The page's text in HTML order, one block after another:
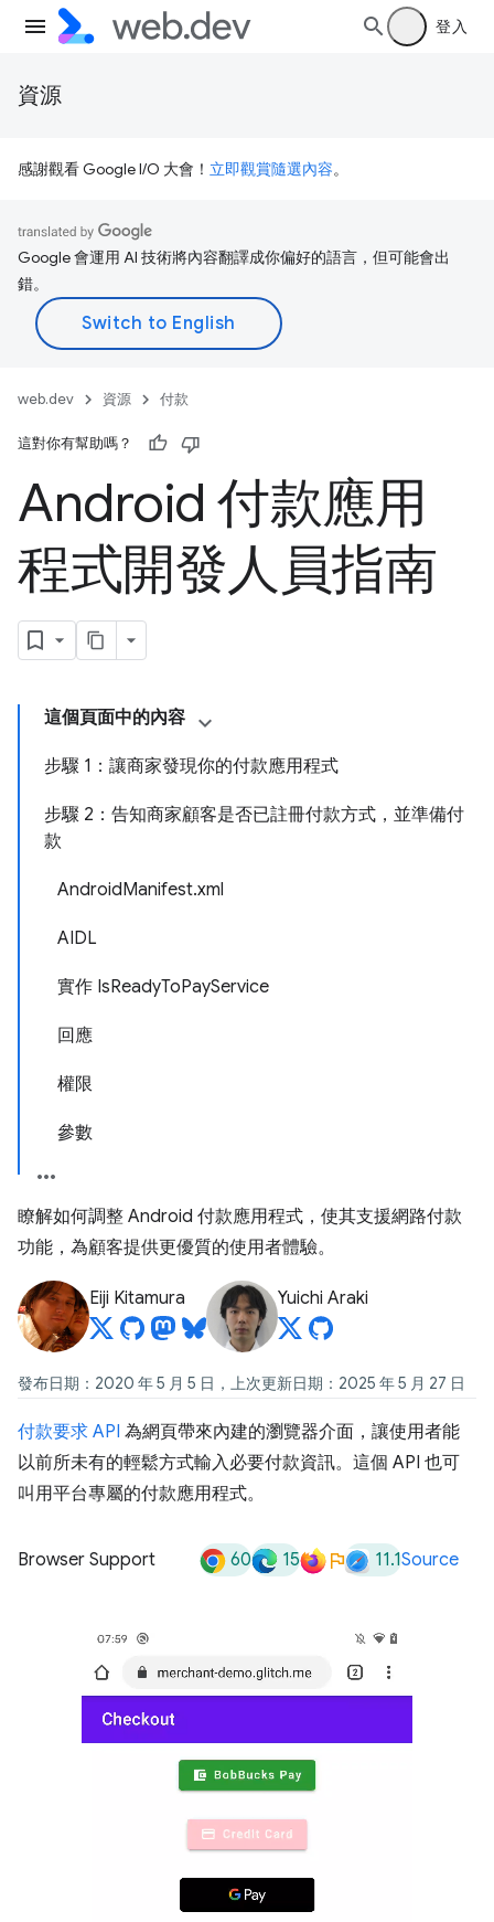
登入
資源
感謝觀看 Google I/O 大會！ 立即觀賞隨選內容。
Google 會運用 AI 技術將內容翻譯成你偏好的語言，但可能會出
錯。
web.dev 資源 付款
這對你有幫助嗎？
Android 付款應用
程式開發人員指南
這個頁面中的內容
步驟 1：讓商家發現你的付款應用程式
步驟 2：告知商家顧客是否已註冊付款方式，並準備付
款
AndroidManifest.xml
AIDL
實作 IsReadyToPayService
回應
權限
參數
瞭解如何調整 Android 付款應用程式，使其支援網路付款
功能，為顧客提供更優質的使用者體驗。
Eiji Kitamura Yuichi Araki
發布日期：2020 年 5 月 5 日，上次更新日期：2025 年 5 月 27 日
付款要求 API 為網頁帶來內建的瀏覽器介面，讓使用者能
以前所未有的輕鬆方式輸入必要付款資訊。這個 API 也可
叫用平台專屬的付款應用程式。
Browser Support 60 15 11.1Source